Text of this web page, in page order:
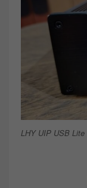
LHY UIP USB Lite